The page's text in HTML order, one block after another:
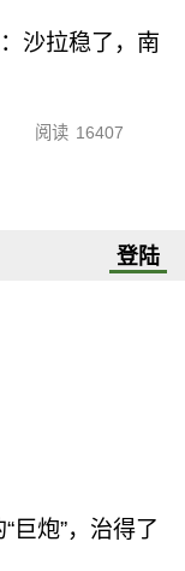
沙拉稳了，南
阅读 16407
登陆
巨炮”，治得了